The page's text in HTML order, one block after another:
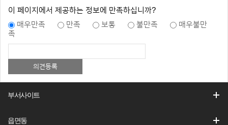
이 페이지에서 제공하는 정보에 만족하십니까?
매우만족
만족 보통 불만족
매우불만
족
부서사이트
읍면동